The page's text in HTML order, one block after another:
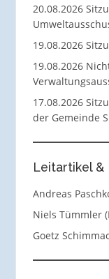
20.08.2026
19.08.2026
19.08.2026
17.08.2026
der Gemeinde
Leitartikel &
Andreas
Niels Tümmler
Goetz